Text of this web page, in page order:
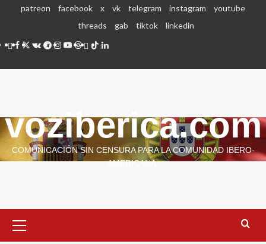
Saltarpatreon facebook x vk telegram instagram
youtube
threads
gab tiktok
linkedin
patreon
facebook
x vk telegram
instagram
youtube
threads
gabtiktoklinkedin
voziberica.com
COMUNICACIÓN SIN CENSURA PARA LA COMUNIDAD IBERO-
AMERICANA.
primario